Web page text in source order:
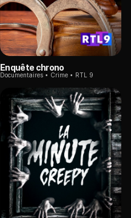
Enquête chrono
Documentaires Crime RTL 9